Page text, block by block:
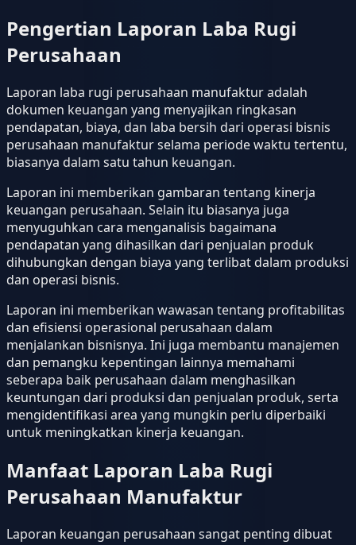
Pengertian Laporan Laba Rugi
Perusahaan
Laporan laba rugi perusahaan manufaktur adalah
dokumen keuangan yang menyajikan ringkasan
pendapatan, biaya, dan laba bersih dari operasi bisnis
perusahaan manufaktur selama periode waktu tertentu,
biasanya dalam satu tahun keuangan.
Laporan ini memberikan gambaran tentang kinerja
keuangan perusahaan. Selain itu biasanya juga
menyuguhkan cara menganalisis bagaimana
pendapatan yang dihasilkan dari penjualan produk
dihubungkan dengan biaya yang terlibat dalam produksi
dan operasi bisnis.
Laporan ini memberikan wawasan tentang profitabilitas
dan efisiensi operasional perusahaan dalam
menjalankan bisnisnya. Ini juga membantu manajemen
dan pemangku kepentingan lainnya memahami
seberapa baik perusahaan dalam menghasilkan
keuntungan dari produksi dan penjualan produk, serta
mengidentifikasi area yang mungkin perlu diperbaiki
untuk meningkatkan kinerja keuangan.
Manfaat Laporan Laba Rugi
Perusahaan Manufaktur
Laporan keuangan perusahaan sangat penting dibuat